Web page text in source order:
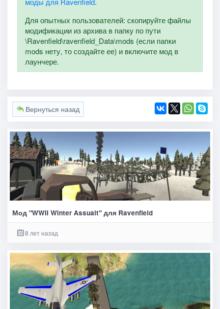
Для опытных пользователей: скопируйте файлы
модификации из архива в папку по пути
\Ravenfield\ravenfield_Data\mods (если папки
mods нету, то создайте ее) и включите мод в
лаунчере.
Вернуться назад
Мод "WWII Winter Assualt" для Ravenfield
8 лет назад